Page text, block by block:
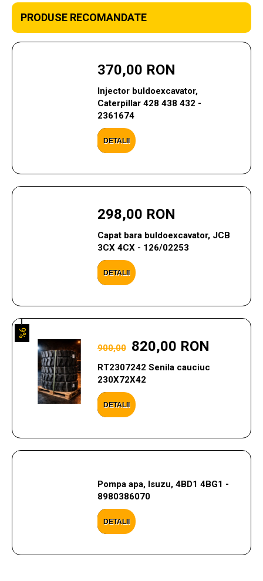
PRODUSE RECOMANDATE
370,00 RON
Injector buldoexcavator,
Caterpillar 428 438 432 -
2361674
DETALII
298,00 RON
Capat bara buldoexcavator, JCB
3CX 4CX - 126/02253
DETALII
900,00 820,00 RON
RT2307242 Senila cauciuc
230X72X42
DETALII
9%
Pompa apa, Isuzu, 4BD1 4BG1 -
8980386070
DETALII